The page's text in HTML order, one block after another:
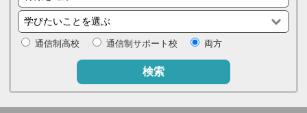
通信制高校 通信制サポート校 両方
検索